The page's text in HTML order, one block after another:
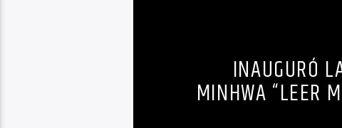
INAUGURÓ
MINHWA “LEER